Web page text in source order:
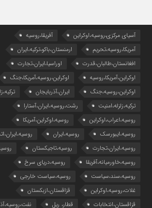
آسیای مرکزی،روسیه،اوکراین
آفریقا،روسیه
آمریکا،روسیه،تحریم
ارمنستان،باکو،ترکیه،ایران
افغانستان،طالبان،قدرت
اوراسیا،ایران،تجارت
اوکراین،آمریکا،روسیه
اوکراین،روسیه،آمریکا،جنگ
اوکراین،روسیه،جنگ
ایران،آذربایجان
ترکیه،زلزله،امنیت
رشت،روسیه،ایران،آستارا
روسیه،اعراب،اوکراین
روسیه،اوکراین،آمریکا
روسیه،ایبورسک
روسیه،ایران
روسیه،ایران،تجارت
روسیه،تاجیکستان
روسیه،خاورمیانه،آفریقا
روسیه،دریای سرخ
روسیه،سند،سیاست
روسیه،سیاست خارجی
غلات،روسیه،اوکراین
قزاقستان،ازبکستان
قزاقستان،انتخابات
قطار، ریل